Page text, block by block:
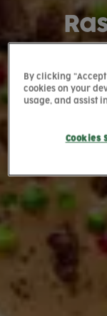
By clicking
cookies on your
usage, and assist
Cookies